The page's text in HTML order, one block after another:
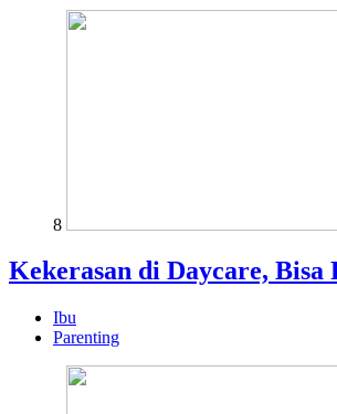
8
Kekerasan di Daycare, Bisa
Ibu
Parenting